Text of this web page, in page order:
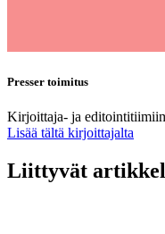
Presser toimitus
Kirjoittaja- ja
Lisää tältä kirjoittajalta
Liittyvät